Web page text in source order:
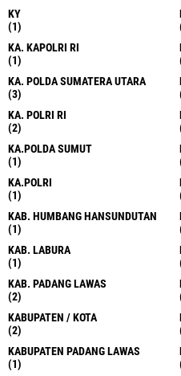
KY
(1)
KA. KAPOLRI RI
(1)
KA. POLDA SUMATERA UTARA
(3)
KA. POLRI RI
(2)
KA.POLDA SUMUT
(1)
KA.POLRI
(1)
KAB. HUMBANG HANSUNDUTAN
(1)
KAB. LABURA
(1)
KAB. PADANG LAWAS
(2)
KABUPATEN / KOTA
(2)
KABUPATEN PADANG LAWAS
(1)